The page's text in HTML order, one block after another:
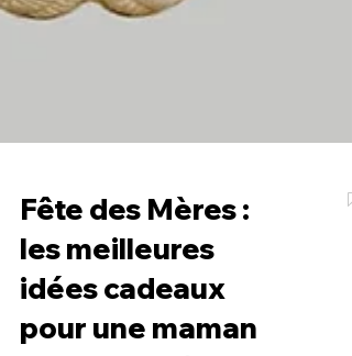
Fête des Mères :
les meilleures
idées cadeaux